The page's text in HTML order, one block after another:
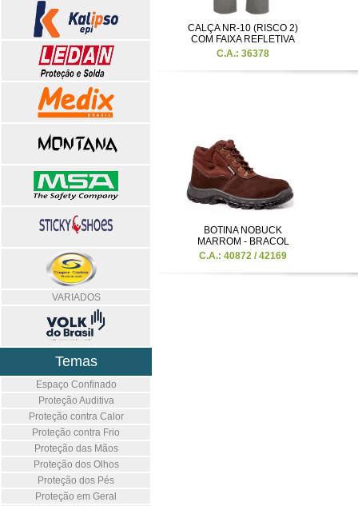
VARIADOS
Temas
Espaço Confinado
Proteção Auditiva
Proteção contra Calor
Proteção contra Frio
Proteção das Mãos
Proteção dos Olhos
Proteção dos Pés
Proteção em Geral
CALÇA NR-10 (RISCO 2)
COM FAIXA REFLETIVA
C.A.: 36378
BOTINA NOBUCK
MARROM - BRACOL
C.A.: 40872 / 42169